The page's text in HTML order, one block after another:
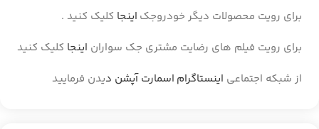
برای رویت محصولات دیگر خودروجک اینجا کلیک کنید .
برای رویت فیلم های رضایت مشتری جک سواران اینجا کلیک کنید
از شبکه اجتماعی اینستاگرام اسمارت آپشن دیدن فرمایید